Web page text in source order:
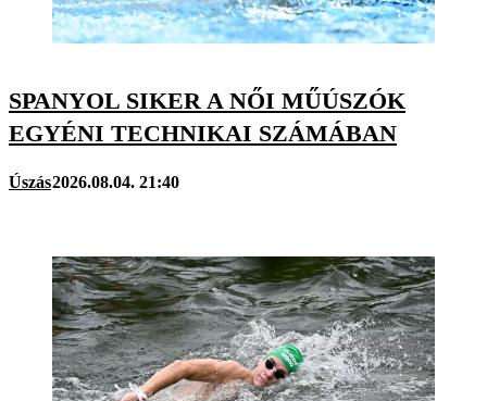
SPANYOL SIKER A NŐI MŰÚSZÓK
EGYÉNI TECHNIKAI SZÁMÁBAN
Úszás2026.08.04. 21:40